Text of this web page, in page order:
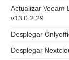
Actualizar Veeam
v13.0.2.29
Desplegar
Desplegar